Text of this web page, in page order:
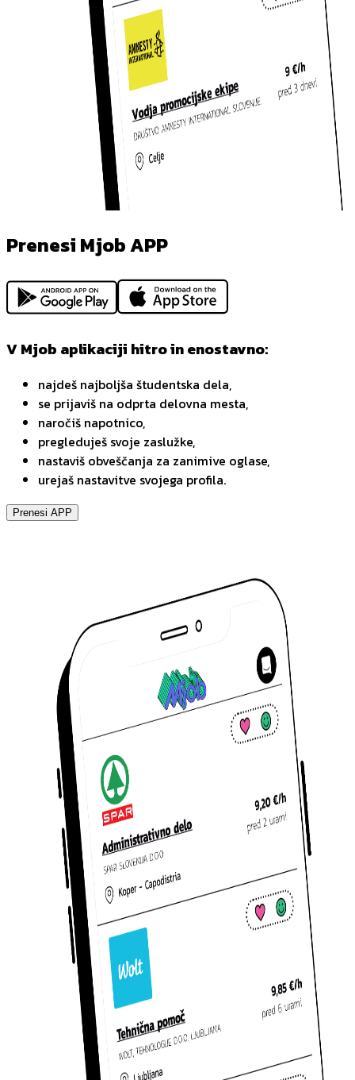
Prenesi Mjob APP
V Mjob aplikaciji hitro in enostavno:
najdeš najboljša študentska dela,
se prijaviš na odprta delovna mesta,
naročiš napotnico,
pregleduješ svoje zaslužke,
nastaviš obveščanja za zanimive oglase,
urejaš nastavitve svojega profila.
Prenesi APP